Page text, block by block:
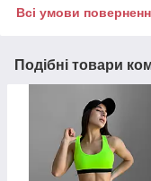
Всі умови
Подібні товари